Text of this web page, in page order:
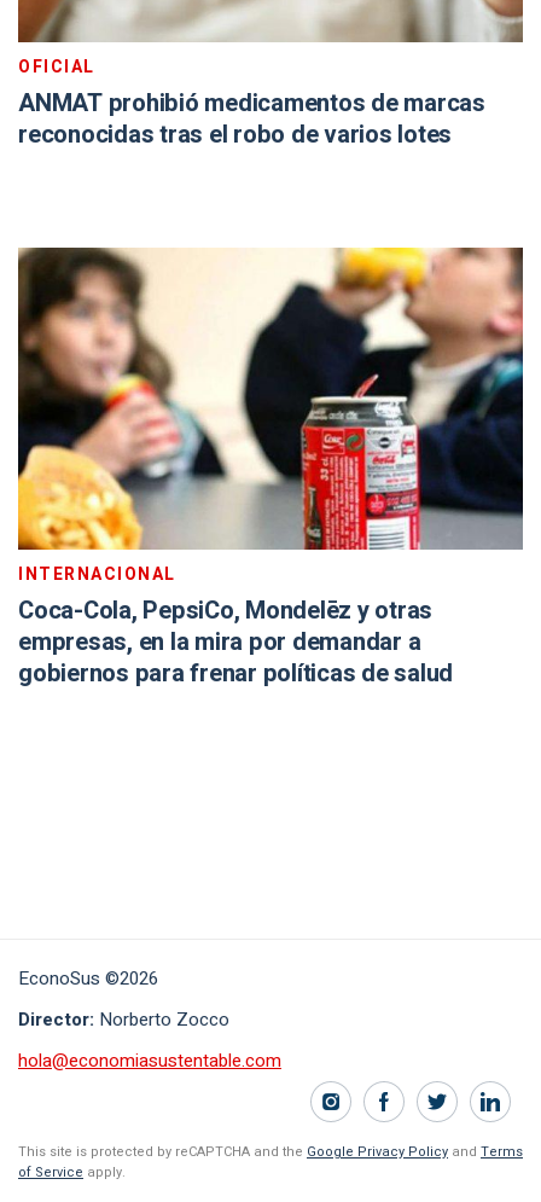
OFICIAL
ANMAT prohibió medicamentos de marcas
reconocidas tras el robo de varios lotes
INTERNACIONAL
Coca-Cola, PepsiCo, Mondelēz y otras
empresas, en la mira por demandar a
gobiernos para frenar políticas de salud
EconoSus ©2026
Director: Norberto Zocco
hola@economiasustentable.com
This site is protected by reCAPTCHA and the Google Privacy Policy and Terms
of Service apply.